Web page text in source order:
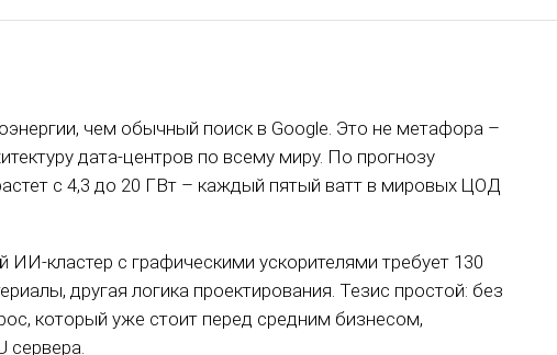
чем обычный поиск в Google. Это не метафора –
дата-центров по всему миру. По прогнозу
с 4,3 до 20 ГВт – каждый пятый ватт в мировых ЦОД
кластер с графическими ускорителями требует 130
другая логика проектирования. Тезис простой: без
который уже стоит перед средним бизнесом,
сервера.